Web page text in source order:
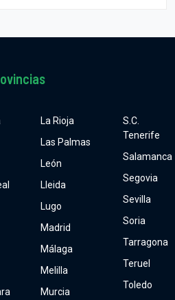
La Rioja
Las Palmas
León
Lleida
Lugo
Madrid
Málaga
Melilla
Murcia
S.C.
Tenerife
Salamanca
Segovia
Sevilla
Soria
Tarragona
Teruel
Toledo